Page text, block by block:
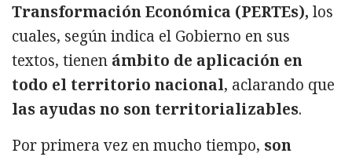
Transformación Económica (PERTEs), los
cuales, según indica el Gobierno en sus
textos, tienen ámbito de aplicación en
todo el territorio nacional, aclarando que
las ayudas no son territorializables.
Por primera vez en mucho tiempo, son